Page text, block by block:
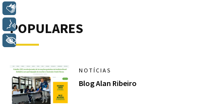
POPULARES
NOTÍCIAS
Blog Alan Ribeiro
Voz